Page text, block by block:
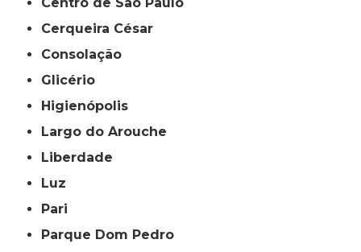
Cerqueira César
Consolação
Glicério
Higienópolis
Largo do Arouche
Liberdade
Luz
Pari
Parque Dom Pedro